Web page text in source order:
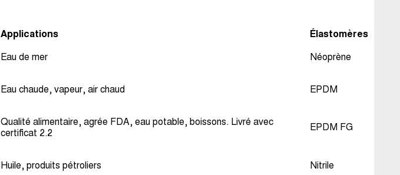
Applications Élastomères
Eau de mer Néoprène
Eau chaude, vapeur, air chaud EPDM
Qualité alimentaire, agrée FDA, eau potable, boissons. Livré avec
certificat 2.2
EPDM FG
Huile, produits pétroliers Nitrile